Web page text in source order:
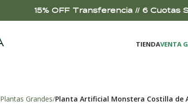
15% OFF Transferencia // 6 Cuotas
TIENDAVENTA
Plantas Grandes Planta Artificial Monstera Costilla de